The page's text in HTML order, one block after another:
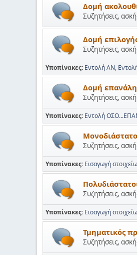
Δομή
Συζητήσεις,
Δομή
Συζητήσεις,
Υποπίνακες Εντολή ΑΝ
Δομή
Συζητήσεις,
Υποπίνακες Εντολή
Συζητήσεις,
Υποπίνακες Εισαγωγή
Συζητήσεις,
Υποπίνακες Εισαγωγή
Τμηματικός
Συζητήσεις,